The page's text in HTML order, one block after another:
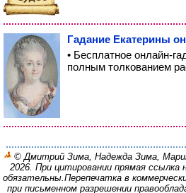
Гадание Екатерины
• Бесплатное онлайн-
полным толкованием
© Дмитрий Зима, Надежда Зима,
2026. При цитировании прямая ссылка
обязательны.Перепечатка в
при письменном разрешении